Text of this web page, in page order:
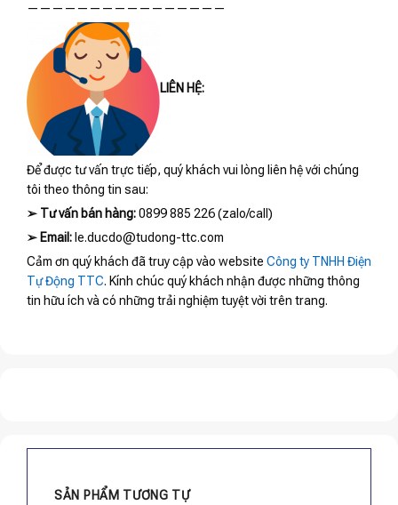
————————————————
LIÊN HỆ:
Để được tư vấn trực tiếp, quý khách vui lòng liên hệ với chúng
tôi theo thông tin sau:
➢ Tư vấn bán hàng:0899 885 226 (zalo/call)
➢ Email: le.ducdo@tudong-ttc.com
Cảm ơn quý khách đã truy cập vào website Công ty TNHH Điện
Tự Động TTC. Kính chúc quý khách nhận được những thông
tin hữu ích và có những trải nghiệm tuyệt vời trên trang.
SẢN PHẨM TƯƠNG TỰ